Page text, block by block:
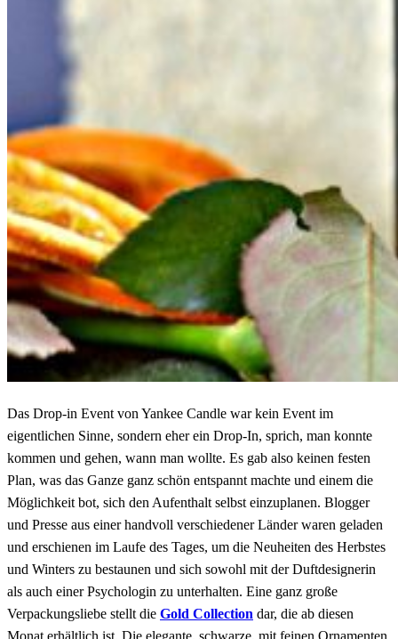
Das Drop-in Event von Yankee Candle war kein Event im
eigentlichen Sinne, sondern eher ein Drop-In, sprich, man konnte
kommen und gehen, wann man wollte. Es gab also keinen festen
Plan, was das Ganze ganz schön entspannt machte und einem die
Möglichkeit bot, sich den Aufenthalt selbst einzuplanen. Blogger
und Presse aus einer handvoll verschiedener Länder waren geladen
und erschienen im Laufe des Tages, um die Neuheiten des Herbstes
und Winters zu bestaunen und sich sowohl mit der Duftdesignerin
als auch einer Psychologin zu unterhalten. Eine ganz große
Verpackungsliebe stellt die Gold Collection dar, die ab diesen